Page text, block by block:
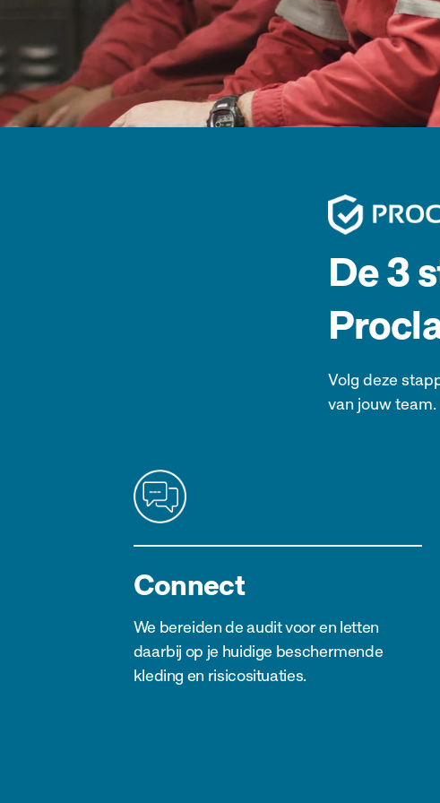
De 3
Volg deze
van jouw team.
Connect
We bereiden de audit voor en letten
daarbij op je huidige beschermende
kleding en risicosituaties.